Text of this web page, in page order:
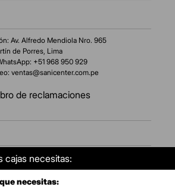
cajas necesitas:
necesitas:
Av. Alfredo Mendiola Nro. 965
de Porres, Lima
+51 968 950 929
ventas@sanicenter.com.pe
de reclamaciones